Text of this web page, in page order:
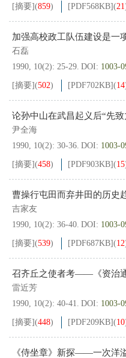
[摘要](859) [PDF568KB](21
加强高校政工队伍建设是一
石磊
1990, 10(2): 25-29. DOI: 1003-
[摘要](502) [PDF702KB](14
论孙中山在武昌起义后“先
尹全海
1990, 10(2): 30-36. DOI: 1003-
[摘要](458) [PDF903KB](15
曹操行屯田而弃井田的历史
吉家友
1990, 10(2): 36-40. DOI: 1003-
[摘要](539) [PDF687KB](12
召齐丘之使者考——《资治
雷近芳
1990, 10(2): 40-41. DOI: 1003-
[摘要](448) [PDF209KB](10
《侍坐章》新探——一次洋